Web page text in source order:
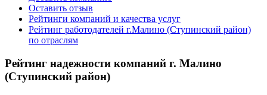
Оставить отзыв
Рейтинги компаний и качества услуг
Рейтинг работодателей г.Малино (Ступинский район)
по отраслям
Рейтинг надежности компаний г. Малино
(Ступинский район)